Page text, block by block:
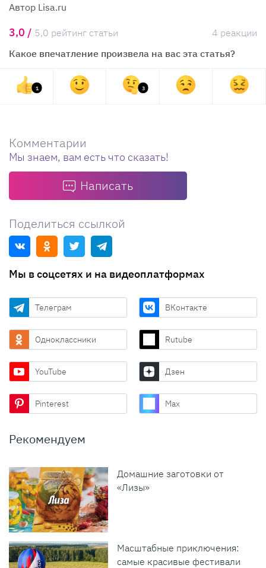
Автор Lisa.ru
3,0 / 5,0 рейтинг статьи
4 реакции
Какое впечатление произвела на вас эта статья?
1 3
Комментарии
Мы знаем, вам есть что сказать!
Написать
Поделиться ссылкой
Мы в соцсетях и на видеоплатформах
Телеграм ВКонтакте
Одноклассники Rutube
YouTube Дзен
Pinterest Max
Рекомендуем
Домашние заготовки от
«Лизы»
Масштабные приключения:
самые красивые фестивали